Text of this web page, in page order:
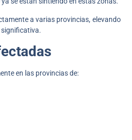
a varias provincias, elevando
en las provincias de: